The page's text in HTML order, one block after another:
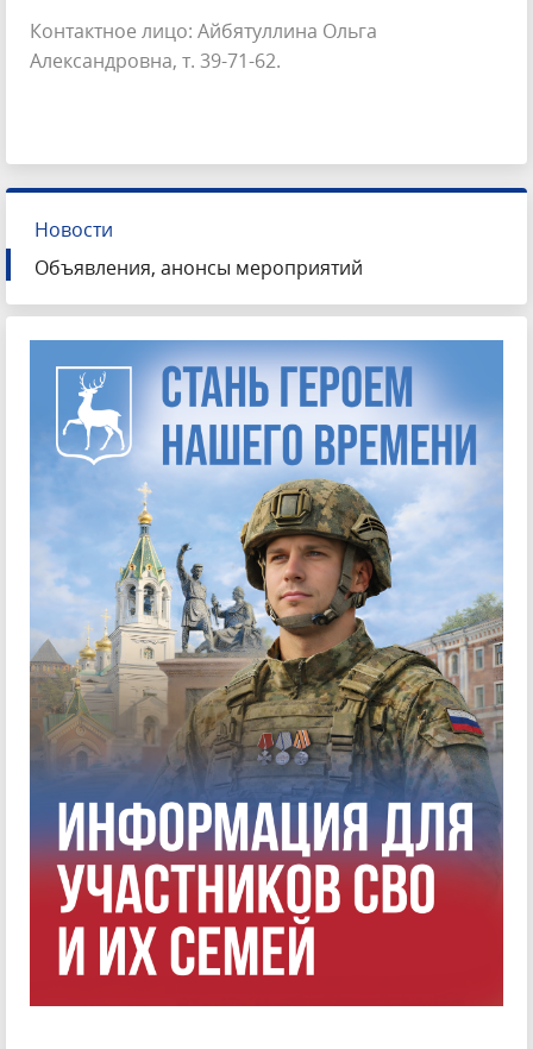
Контактное лицо: Айбятуллина Ольга
Александровна, т. 39-71-62.
Новости
Объявления, анонсы мероприятий